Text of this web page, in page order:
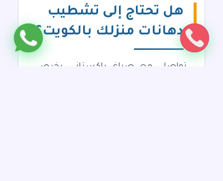
هل تحتاج إلى تشطيب
دهانات منزلك بالكويت؟
تواصل مع صباغ باكستاني رخيص